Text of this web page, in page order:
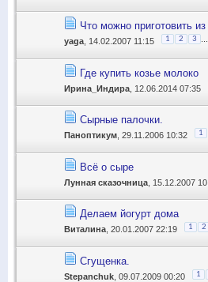
Что можно приготовить
yaga , 14.02.2007 11:15 1 2 3
Где купить козье молоко
Ирина_Индира , 12.06.2014 07:35
Сырные палочки.
Паноптикум , 29.11.2006 10:32 1
Всё о сыре
Лунная сказочница , 15.12.2007
Делаем йогурт дома
Виталина , 20.01.2007 22:19 1 2
Сгущенка.
Stepanchuk , 09.07.2009 00:20 1